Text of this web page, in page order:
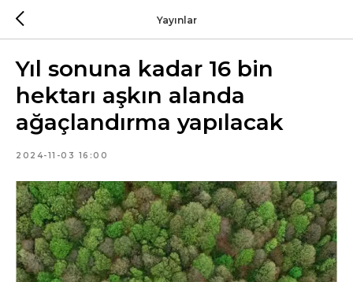
Yayınlar
Yıl sonuna kadar 16 bin
hektarı aşkın alanda
ağaçlandırma yapılacak
2024-11-03 16:00